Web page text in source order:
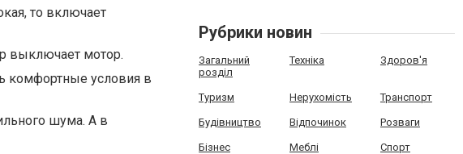
то включает
выключает мотор.
комфортные условия в
шума. А в
Рубрики новин
Загальний
розділ
Техніка Здоров'я
Туризм Нерухомість Транспорт
Будівництво Відпочинок Розваги
Бізнес Меблі Спорт